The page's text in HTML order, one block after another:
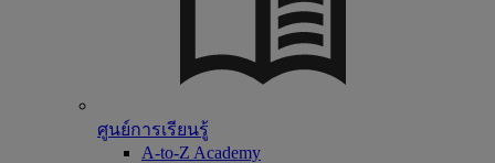
ศูนย์การเรียนรู้
A-to-Z Academy